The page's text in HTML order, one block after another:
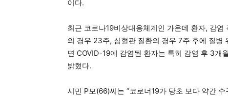
이다.
최근 코로나19비상대응체계인 가운데 환자, 감
의 경우 23주, 심혈관 질환의 경우 7주 후에 질병
면 COVID-19에 감염된 환자는 특히 감염 후 3개
밝혔다.
시민 P모(66)씨는 “코로너19가 당초 보다 약간